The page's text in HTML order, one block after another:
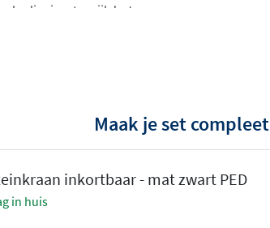
bediening, terwijl de J-
geavanceerde
afwerking
Maak je set compleet
inkortbaar - mat zwart PED
in huis